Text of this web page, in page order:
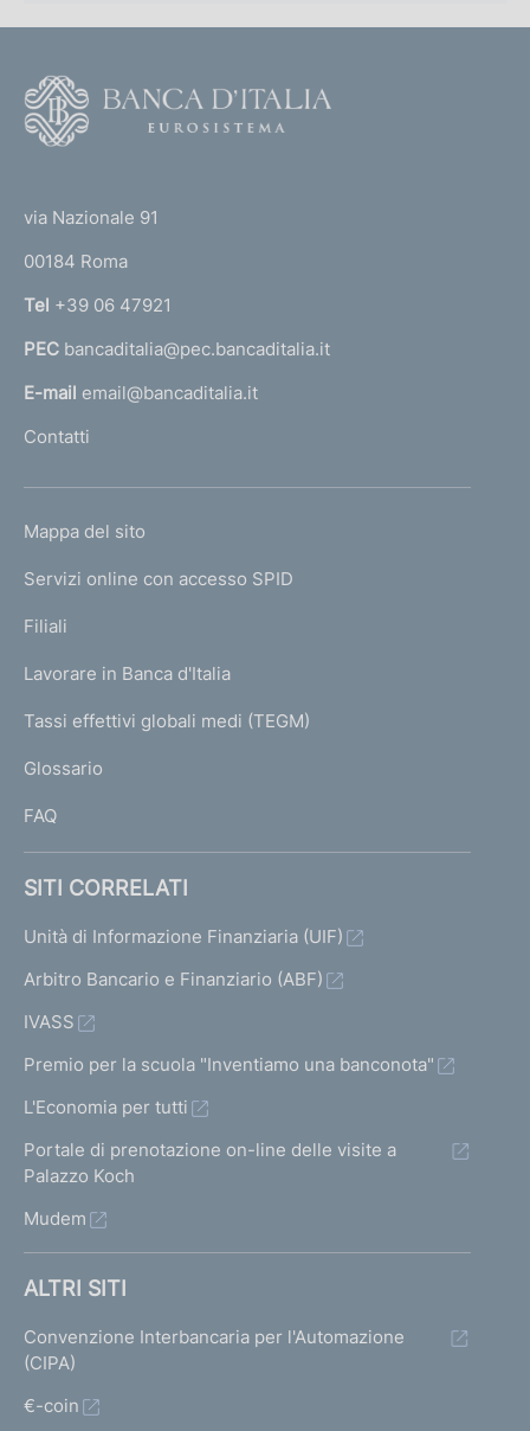
n
t
r
n
a
l
'
m
e
a
g
via Nazionale 91
00184 Roma
Tel +39 06 47921
PEC bancaditalia@pec.bancaditalia.it
E-mail email@bancaditalia.it
Contatti
L
N
K
T
I
I
Mappa del sito
Servizi online con accesso SPID
Filiali
Lavorare in Banca d'Italia
Tassi effettivi globali medi (TEGM)
Glossario
FAQ
SITI CORRELATI
Unità di Informazione Finanziaria (UIF)
Arbitro Bancario e Finanziario (ABF)
IVASS
Premio per la scuola "Inventiamo una banconota"
L'Economia per tutti
Portale di prenotazione on-line delle visite a
Palazzo Koch
Mudem
ALTRI SITI
Convenzione Interbancaria per l'Automazione
(CIPA)
€-coin